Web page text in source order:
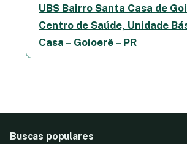
UBS Bairro Santa Casa de
Centro de Saúde, Unidade
Casa – Goioerê – PR
Buscas populares